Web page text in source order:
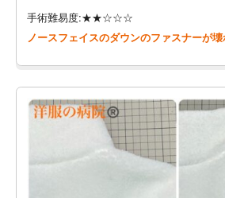
手術難易度:★★☆☆☆
ノースフェイスのダウンのファスナーが